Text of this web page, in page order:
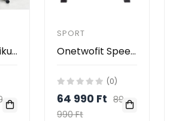
Robiflex Elliptikus tréner
SPORT
Onetwofit Speed Spinning bicikli
(0)
64 990 Ft 89
990 Ft